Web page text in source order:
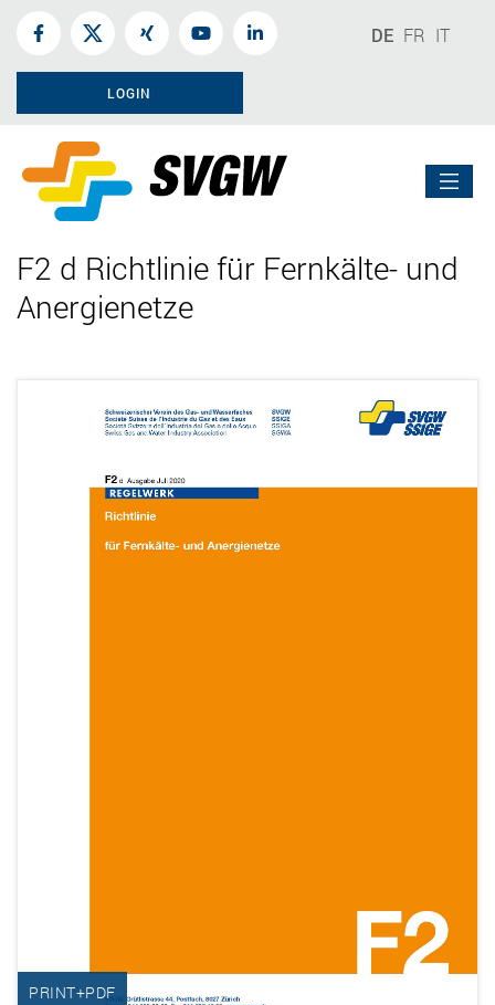
DE FR IT
LOGIN
F2 d Richtlinie für Fernkälte- und
Anergienetze
PRINT+PDF